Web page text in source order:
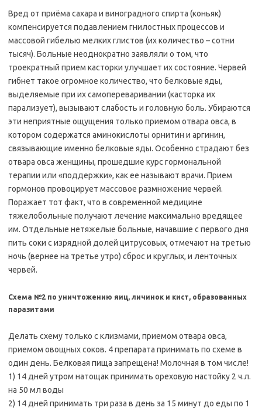
Вред от приёма сахара и виноградного спирта (коньяк)
компенсируется подавлением гнилостных процессов и
массовой гибелью мелких глистов (их количество – сотни
тысяч). Больные неоднократно заявляли о том, что
троекратный прием касторки улучшает их состояние. Червей
гибнет такое огромное количество, что белковые яды,
выделяемые при их самопереваривании (касторка их
парализует), вызывают слабость и головную боль. Убираются
эти неприятные ощущения только приемом отвара овса, в
котором содержатся аминокислоты орнитин и аргинин,
связывающие именно белковые яды. Особенно страдают без
отвара овса женщины, прошедшие курс гормональной
терапии или «поддержки», как ее называют врачи. Прием
гормонов провоцирует массовое размножение червей.
Поражает тот факт, что в современной медицине
тяжелобольные получают лечение максимально вредящее
им. Отдельные нетяжелые больные, начавшие с первого дня
пить соки с изрядной долей цитрусовых, отмечают на третью
ночь (вернее на третье утро) сброс и круглых, и ленточных
червей.
Схема №2 по уничтожению яиц, личинок и кист, образованных
паразитами
Делать схему только с клизмами, приемом отвара овса,
приемом овощных соков. 4 препарата принимать по схеме в
один день. Белковая пища запрещена! Молочная в том числе!
1) 14 дней утром натощак принимать ореховую настойку 2 ч.л.
на 50 мл воды
2) 14 дней принимать три раза в день за 15 минут до еды по 1